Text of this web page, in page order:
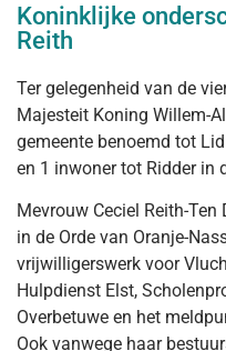
Koninklijke
Reith
Ter gelegenheid van de
Majesteit Koning Willem-
gemeente benoemd tot
en 1 inwoner tot Ridder in
Mevrouw Ceciel Reith-
in de Orde van Oranje-
vrijwilligerswerk voor
Hulpdienst Elst,
Overbetuwe en het
Ook vanwege haar